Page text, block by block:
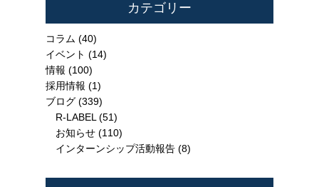
カテゴリー
コラム (40)
イベント (14)
情報 (100)
採用情報 (1)
ブログ (339)
R-LABEL (51)
お知らせ (110)
インターンシップ活動報告 (8)